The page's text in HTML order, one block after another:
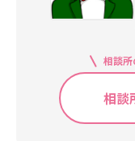
相談
相談